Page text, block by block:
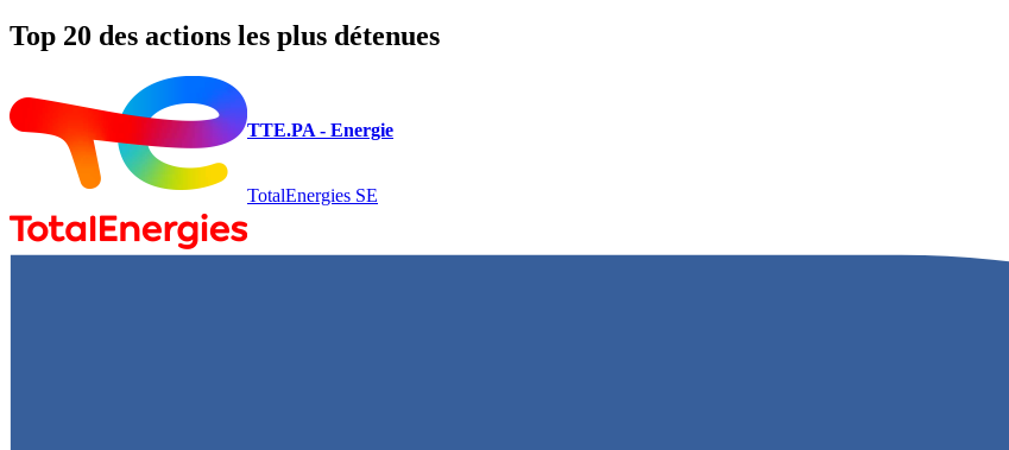
Top 20 des actions les plus détenues
TTE.PA - Energie
TotalEnergies SE